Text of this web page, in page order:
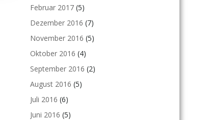
Februar 2017 (5)
Dezember 2016 (7)
November 2016 (5)
Oktober 2016 (4)
September 2016 (2)
August 2016 (5)
Juli 2016 (6)
Juni 2016 (5)